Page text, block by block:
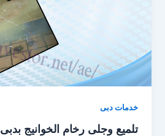
خدمات دبى
تلميع وجلى رخام الخوانيج بدبى 0502025177